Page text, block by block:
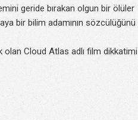
geride bırakan olgun bir ölüler
bir bilim adamının sözcülüğünü
olan Cloud Atlas adlı film dikkatimi